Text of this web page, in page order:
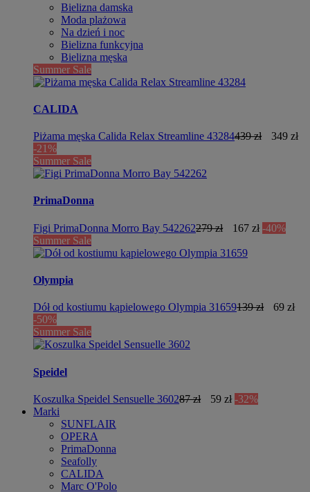
Bielizna damska
Moda plażowa
Na dzień i noc
Bielizna funkcyjna
Bielizna męska
Summer Sale
CALIDA
Piżama męska Calida Relax Streamline 43284439 zł
349 zł
-21%
Summer Sale
PrimaDonna
Figi PrimaDonna Morro Bay 542262279 zł 167 zł -40%
Summer Sale
Olympia
Dół od kostiumu kąpielowego Olympia 31659139 zł
69 zł
-50%
Summer Sale
Speidel
Koszulka Speidel Sensuelle 360287 zł 59 zł -32%
Marki
SUNFLAIR
OPERA
PrimaDonna
Seafolly
CALIDA
Marc O'Polo